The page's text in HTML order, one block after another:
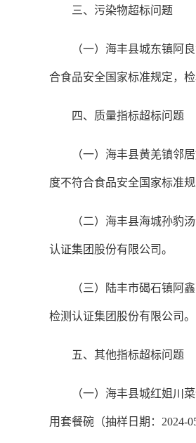
三、污染物超标问题
（一）海丰县城东镇阿
合食品安全国家标准规定，
四、质量指标超标问题
（一）海丰县黄羌镇邻
度不符合食品安全国家标准
（二）海丰县海城孙豹
认证集团股份有限公司。
（三）陆丰市碣石镇阿
检测认证集团股份有限公司。
五、其他指标超标问题
（一）海丰县城红姐川
用套餐碗（抽样日期：2024-